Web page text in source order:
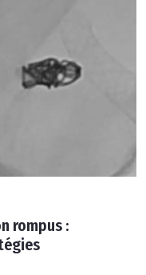
rompus :